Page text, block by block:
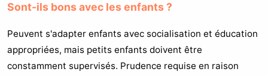
Sont-ils bons avec les enfants ?
Peuvent s'adapter enfants avec socialisation et éducation
appropriées, mais petits enfants doivent être
constamment supervisés. Prudence requise en raison